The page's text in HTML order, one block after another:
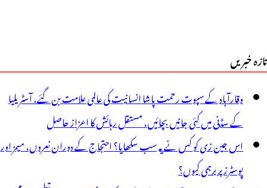
194
مسافرین
ساتھ
تازہ خبریں
وقارآباد کے سپوت رحمت پاشا انسانیت کی عالمی علامت بن گئے، آسٹریلیا
کے سڈنی میں کئی جانیں بچائیں، مستقل رہائش کا اعزاز حاصل
اس جین زی کو کس نے یہ سب سکھایا؟ احتجاج کے دوران نعروں، میمز اور
پوسٹرز پر برہمی کیوں؟